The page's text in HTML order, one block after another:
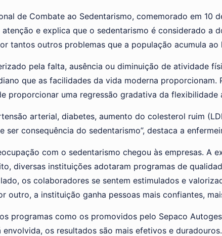
de Combate ao Sedentarismo, comemorado em 10
e explica que o sedentarismo é considerado a
tantos outros problemas que a população acumula ao
pela falta, ausência ou diminuição de atividade
que as facilidades da vida moderna
proporcionar uma regressão gradativa da flexibilidade
arterial, diabetes, aumento do colesterol ruim
ser consequência do sedentarismo”, destaca a
com o sedentarismo chegou às empresas. A
diversas instituições adotaram programas de
os colaboradores se sentem estimulados e
outro, a instituição ganha pessoas mais confiantes,
programas como os promovidos pelo Sepaco
os resultados são mais efetivos e duradouros.